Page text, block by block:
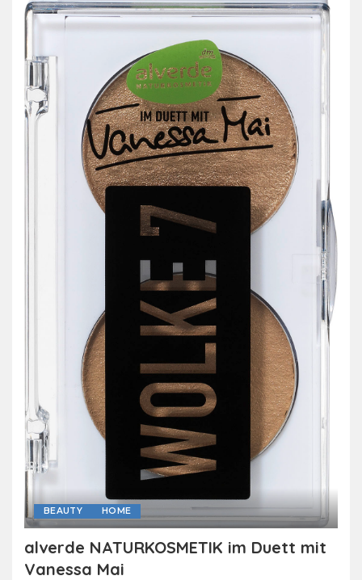
BEAUTY HOME
alverde NATURKOSMETIK im Duett mit
Vanessa Mai